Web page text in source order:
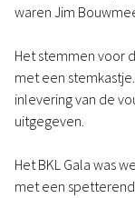
waren Jim
Het stemmen voor
met een
inlevering van de
uitgegeven.
Het BKL Gala was
met een